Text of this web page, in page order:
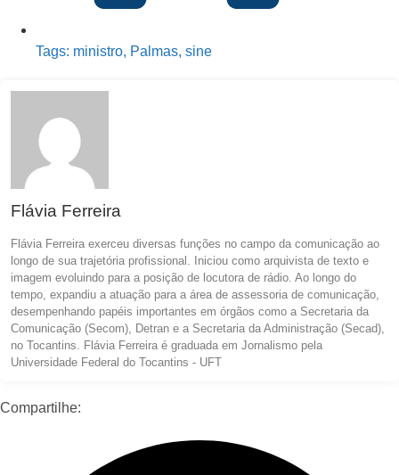
Tags: ministro, Palmas, sine
Flávia Ferreira
Flávia Ferreira exerceu diversas funções no campo da comunicação ao
longo de sua trajetória profissional. Iniciou como arquivista de texto e
imagem evoluindo para a posição de locutora de rádio. Ao longo do
tempo, expandiu a atuação para a área de assessoria de comunicação,
desempenhando papéis importantes em órgãos como a Secretaria da
Comunicação (Secom), Detran e a Secretaria da Administração (Secad),
no Tocantins. Flávia Ferreira é graduada em Jornalismo pela
Universidade Federal do Tocantins - UFT
Compartilhe: